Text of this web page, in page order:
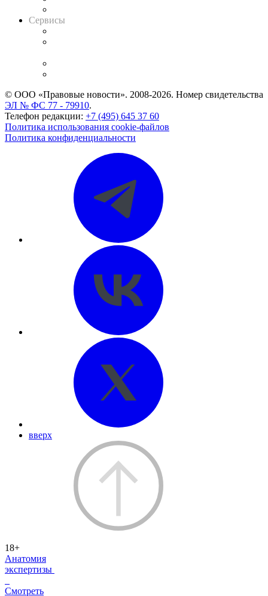
Сервисы
© ООО «Правовые новости». 2008-2026. Номер свидетельства
ЭЛ № ФС 77 - 79910.
Телефон редакции: +7 (495) 645 37 60
Политика использования cookie-файлов
Политика конфиденциальности
вверх
18+
Анатомия
экспертизы
Смотреть